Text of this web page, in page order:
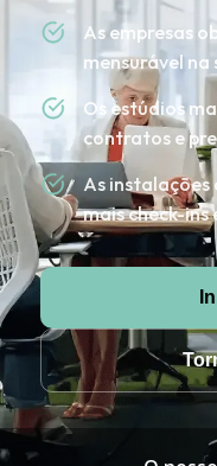
As empresas
mensurável na
Os estúdios
contratos e
As instalações
mais check-ins